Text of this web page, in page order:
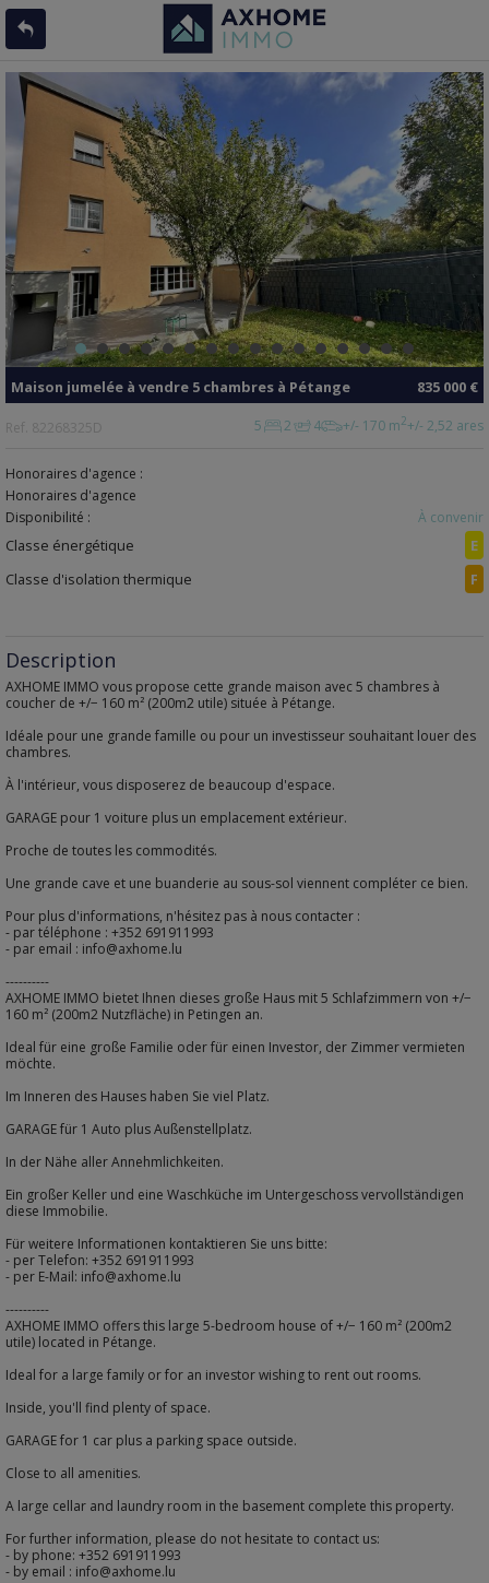
835 000 €
Maison jumelée à vendre 5 chambres à Pétange
Ref. 82268325D 5 2 4 +/- 170 m2+/- 2,52 ares
Honoraires d'agence :
Honoraires d'agence
Disponibilité :
À convenir
Classe énergétique
E
Classe d'isolation thermique
F
Description
AXHOME IMMO vous propose cette grande maison avec 5 chambres à
coucher de +/− 160 m² (200m2 utile) située à Pétange.
Idéale pour une grande famille ou pour un investisseur souhaitant louer des
chambres.
À l'intérieur, vous disposerez de beaucoup d'espace.
GARAGE pour 1 voiture plus un emplacement extérieur.
Proche de toutes les commodités.
Une grande cave et une buanderie au sous-sol viennent compléter ce bien.
Pour plus d'informations, n'hésitez pas à nous contacter :
- par téléphone : +352 691911993
- par email : info@axhome.lu
----------
AXHOME IMMO bietet Ihnen dieses große Haus mit 5 Schlafzimmern von +/−
160 m² (200m2 Nutzfläche) in Petingen an.
Ideal für eine große Familie oder für einen Investor, der Zimmer vermieten
möchte.
Im Inneren des Hauses haben Sie viel Platz.
GARAGE für 1 Auto plus Außenstellplatz.
In der Nähe aller Annehmlichkeiten.
Ein großer Keller und eine Waschküche im Untergeschoss vervollständigen
diese Immobilie.
Für weitere Informationen kontaktieren Sie uns bitte:
- per Telefon: +352 691911993
- per E-Mail: info@axhome.lu
----------
AXHOME IMMO offers this large 5-bedroom house of +/− 160 m² (200m2
utile) located in Pétange.
Ideal for a large family or for an investor wishing to rent out rooms.
Inside, you'll find plenty of space.
GARAGE for 1 car plus a parking space outside.
Close to all amenities.
A large cellar and laundry room in the basement complete this property.
For further information, please do not hesitate to contact us:
- by phone: +352 691911993
- by email : info@axhome.lu